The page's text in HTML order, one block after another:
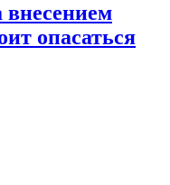
внесением
опасаться